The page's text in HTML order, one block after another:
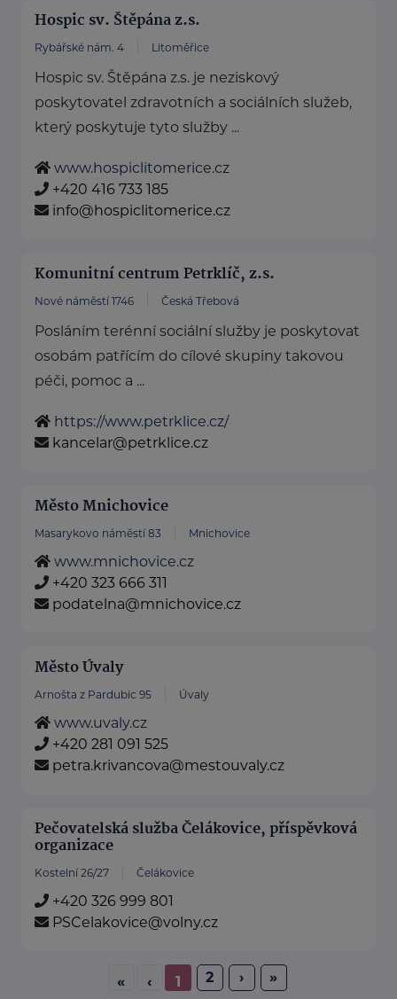
Hospic sv. Štěpána z.s.
Rybářské nám. 4 Litoměřice
Hospic sv. Štěpána z.s. je neziskový
poskytovatel zdravotních a sociálních služeb,
který poskytuje tyto služby ...
www.hospiclitomerice.cz
+420 416 733 185
info@hospiclitomerice.cz
Komunitní centrum Petrklíč, z.s.
Nové náměstí 1746 Česká Třebová
Posláním terénní sociální služby je poskytovat
osobám patřícím do cílové skupiny takovou
péči, pomoc a ...
https://www.petrklice.cz/
kancelar@petrklice.cz
Město Mnichovice
Masarykovo náměstí 83 Mnichovice
www.mnichovice.cz
+420 323 666 311
podatelna@mnichovice.cz
Město Úvaly
Arnošta z Pardubic 95 Úvaly
www.uvaly.cz
+420 281 091 525
petra.krivancova@mestouvaly.cz
Pečovatelská služba Čelákovice, příspěvková
organizace
Kostelní 26/27 Čelákovice
+420 326 999 801
PSCelakovice@volny.cz
« ‹ 1 2 › »